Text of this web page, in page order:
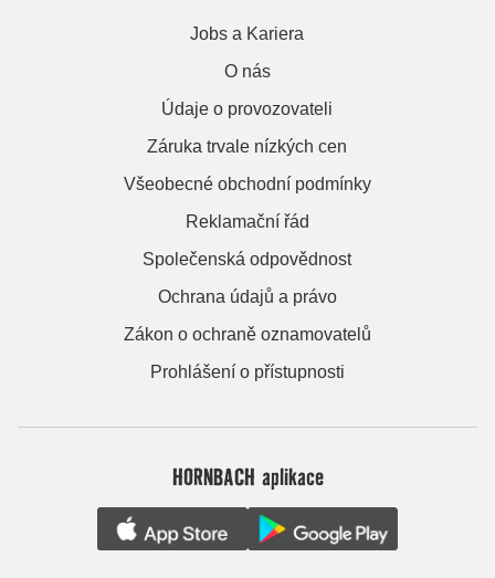
Jobs a Kariera
O nás
Údaje o provozovateli
Záruka trvale nízkých cen
Všeobecné obchodní podmínky
Reklamační řád
Společenská odpovědnost
Ochrana údajů a právo
Zákon o ochraně oznamovatelů
Prohlášení o přístupnosti
HORNBACH aplikace